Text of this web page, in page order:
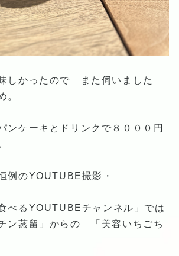
しかったので また伺いました
。
ンケーキとドリンクで８０００円
例のYOUTUBE撮影・
べるYOUTUBEチャンネル」では
ン蒸留」からの 「美容いちごち